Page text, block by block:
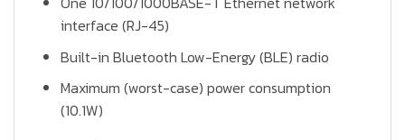
interface (RJ-45)
Built-in Bluetooth Low-Energy (BLE) radio
Maximum (worst-case) power consumption
(10.1W)